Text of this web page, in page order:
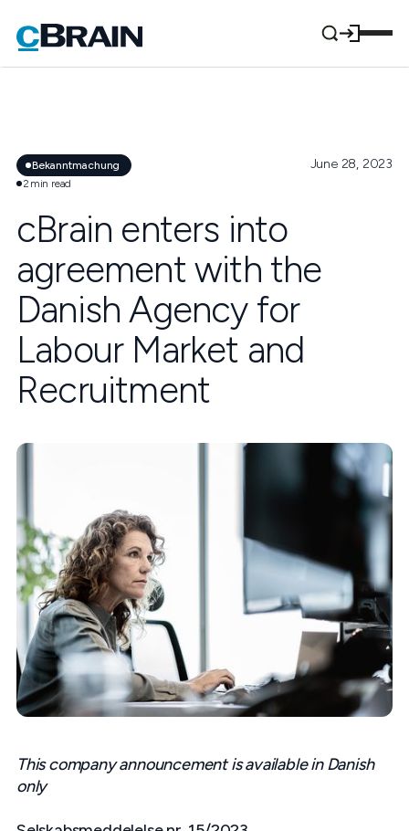
Bekanntmachung
2 min read
June 28, 2023
cBrain enters into
agreement with the
Danish Agency for
Labour Market and
Recruitment
This company announcement is available in Danish
only